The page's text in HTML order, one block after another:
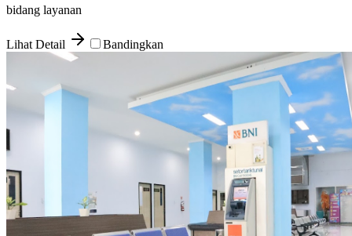
bidang layanan
Lihat Detail Bandingkan